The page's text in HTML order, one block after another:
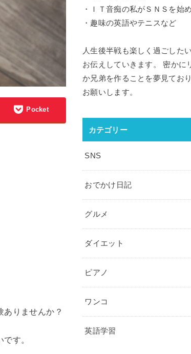
Pocket
ありませんか？
す。
・ＩＴ音痴の私がＳＮＳを始
・趣味の英語やテニスなど
人生後半戦も楽しく過ごした
お伝えしていきます。 密かに
か兄弟を作ることを夢見てお
お願いします。
カテゴリー
SNS
おでかけ日記
グルメ
ダイエット
ピアノ
ワンコ
英語学習